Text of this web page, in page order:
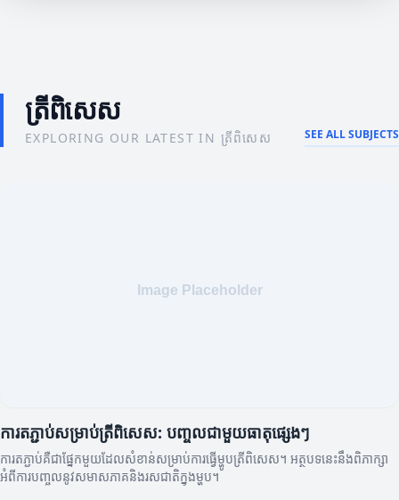
ត្រីពិសេស
EXPLORING OUR LATEST IN ត្រីពិសេស SEE ALL SUBJECTS
ការតភ្ជាប់សម្រាប់ត្រីពិសេស: បញ្ចូលជាមួយធាតុផ្សេងៗ
ការតភ្ជាប់គឺជាផ្នែកមួយដែលសំខាន់សម្រាប់ការធ្វើម្ហូបត្រីពិសេស។ អត្ថបទនេះនឹងពិភាក្សា
អំពីការបញ្ចូលនូវសមាសភាគនិងរសជាតិក្នុងម្ហូប។